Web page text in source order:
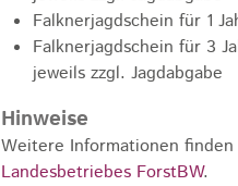
Falknerjagdschein für 1
Falknerjagdschein für 3
jeweils zzgl. Jagdabgabe
Hinweise
Weitere Informationen
Landesbetriebes ForstBW.